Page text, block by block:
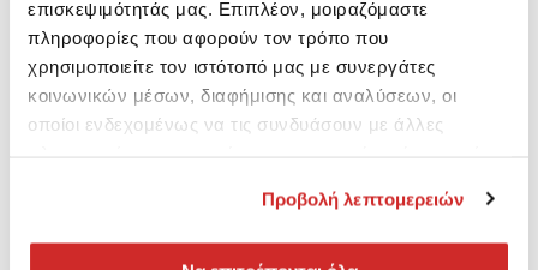
επισκεψιμότητάς μας. Επιπλέον, μοιραζόμαστε
πληροφορίες που αφορούν τον τρόπο που
χρησιμοποιείτε τον ιστότοπό μας με συνεργάτες
κοινωνικών μέσων, διαφήμισης και αναλύσεων, οι
οποίοι ενδεχομένως να τις συνδυάσουν με άλλες
Προβολή λεπτομερειών